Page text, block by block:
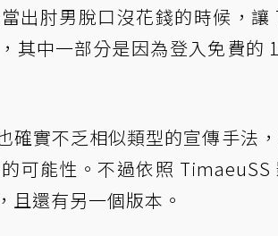
出肘男脫口沒花錢的時候，讓
其中一部分是因為登入免費的
確實不乏相似類型的宣傳手法
可能性。不過依照 TimaeuSS
且還有另一個版本。